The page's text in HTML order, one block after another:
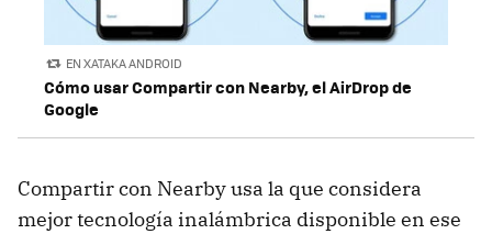
EN XATAKA ANDROID
Cómo usar Compartir con Nearby, el AirDrop de
Google
Compartir con Nearby usa la que considera
mejor tecnología inalámbrica disponible en ese